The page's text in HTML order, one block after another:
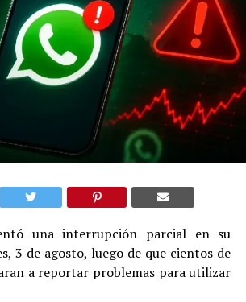
una interrupción parcial en su
3 de agosto, luego de que cientos de
a reportar problemas para utilizar